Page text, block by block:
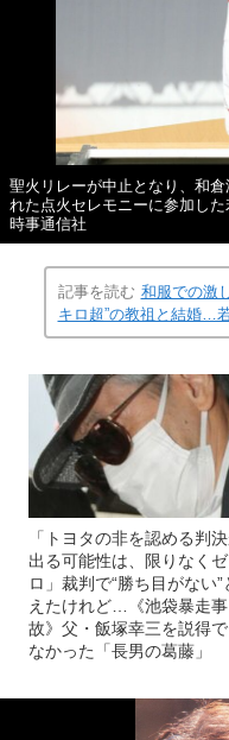
聖火リレーが中止となり、和
れた点火セレモニーに参加
時事通信社
記事を読む 和服での激
キロ超”の教祖と結婚…
「トヨタの非を認める判
出る可能性は、限りなくゼ
ロ」裁判で“勝ち目がない”
えたけれど…《池袋暴走事
故》父・飯塚幸三を説得で
なかった「長男の葛藤」